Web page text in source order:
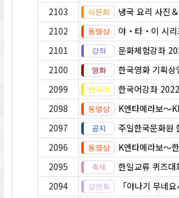
2103
냉국 요리 사진
2102
야・타・이 시
2101
문화체험강좌
2100
한국영화 기획상
2099
한국어강좌
2098
K엔타메라보～
2097
주일한국문화원
2096
K엔타메라보～
2095
한일교류 퀴즈대
2094
「야나기 무네